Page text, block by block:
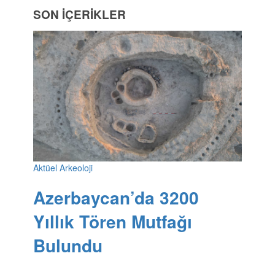
SON İÇERİKLER
Aktüel Arkeoloji
Azerbaycan’da 3200
Yıllık Tören Mutfağı
Bulundu